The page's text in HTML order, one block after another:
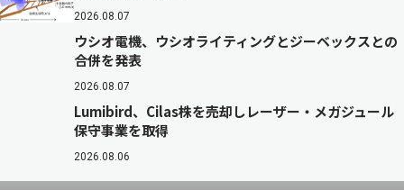
2026.08.07
ウシオ電機、ウシオライティングとジーベックスとの
合併を発表
2026.08.07
Lumibird、Cilas株を売却しレーザー・メガジュール
保守事業を取得
2026.08.06